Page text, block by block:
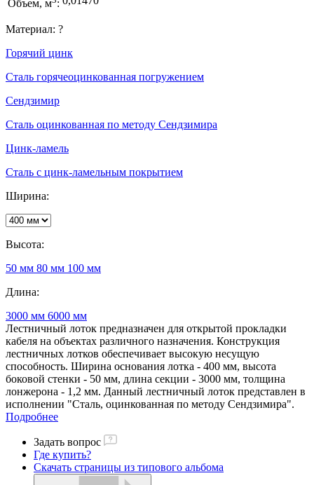
Объем, м :
Материал: ?
Горячий цинк
Сталь горячеоцинкованная погружением
Сендзимир
Сталь оцинкованная по методу Сендзимира
Цинк-ламель
Сталь с цинк-ламельным покрытием
Ширина:
Высота:
50 мм 80 мм 100 мм
Длина:
3000 мм 6000 мм
Лестничный лоток предназначен для открытой прокладки
кабеля на объектах различного назначения. Конструкция
лестничных лотков обеспечивает высокую несущую
способность. Ширина основания лотка - 400 мм, высота
боковой стенки - 50 мм, длина секции - 3000 мм, толщина
лонжерона - 1,2 мм. Данный лестничный лоток представлен в
исполнении "Сталь, оцинкованная по методу Сендзимира".
Подробнее
Задать вопрос
Где купить?
Скачать страницы из типового альбома